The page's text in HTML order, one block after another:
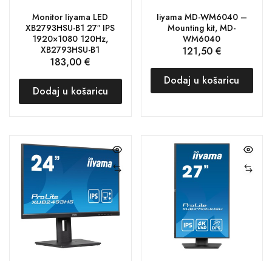
Monitor Iiyama LED
XB2793HSU-B1 27″ IPS
1920×1080 120Hz,
XB2793HSU-B1
183,00€
Dodaj u košaricu
Iiyama MD-WM6040 –
Mounting kit, MD-
WM6040
121,50 €
Dodaj u košaricu